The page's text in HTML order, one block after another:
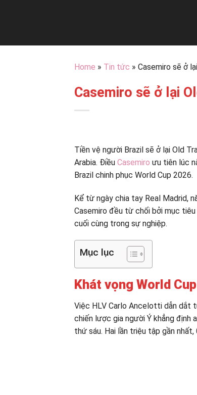
dung
Home » Tin tức » Casemiro sẽ ở
Casemiro sẽ ở lại
Tiền vệ người Brazil sẽ ở lại Old
Arabia. Điều Casemiro ưu tiên lúc
Brazil chinh phục World Cup 2026.
Kể từ ngày chia tay Real Madrid,
Casemiro đều từ chối bởi mục
cuối cùng trong sự nghiệp.
Mục lục
Khát vọng World
Việc HLV Carlo Ancelotti dẫn dắt
chiến lược gia người Ý khẳng định
thứ sáu. Hai lần triệu tập gần